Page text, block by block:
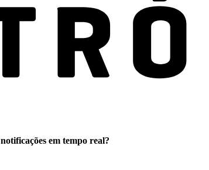
notificações em tempo real?